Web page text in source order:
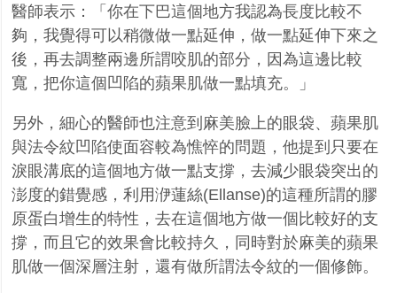
醫師表示：「你在下巴這個地方我認為長度比較不
夠，我覺得可以稍微做一點延伸，做一點延伸下來之
後，再去調整兩邊所謂咬肌的部分，因為這邊比較
寬，把你這個凹陷的蘋果肌做一點填充。」
另外，細心的醫師也注意到麻美臉上的眼袋、蘋果肌
與法令紋凹陷使面容較為憔悴的問題，他提到只要在
淚眼溝底的這個地方做一點支撐，去減少眼袋突出的
澎度的錯覺感，利用洢蓮絲(Ellanse)的這種所謂的膠
原蛋白增生的特性，去在這個地方做一個比較好的支
撐，而且它的效果會比較持久，同時對於麻美的蘋果
肌做一個深層注射，還有做所謂法令紋的一個修飾。